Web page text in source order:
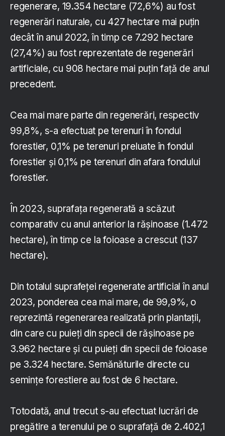
regenerare, 19.354 hectare (72,6%) au fost
regenerări naturale, cu 427 hectare mai puţin
decât în anul 2022, în timp ce 7.292 hectare
(27,4%) au fost reprezentate de regenerări
artificiale, cu 908 hectare mai puţin faţă de anul
precedent.
Cea mai mare parte din regenerări, respectiv
99,8%, s-a efectuat pe terenuri în fondul
forestier, 0,1% pe terenuri preluate în fondul
forestier şi 0,1% pe terenuri din afara fondului
forestier.
În 2023, suprafaţa regenerată a scăzut
comparativ cu anul anterior la răşinoase (1.472
hectare), în timp ce la foioase a crescut (137
hectare).
Din totalul suprafeţei regenerate artificial în anul
2023, ponderea cea mai mare, de 99,9%, o
reprezintă regenerarea realizată prin plantaţii,
din care cu puieţi din specii de răşinoase pe
3.962 hectare şi cu puieţi din specii de foioase
pe 3.324 hectare. Semănăturile directe cu
seminţe forestiere au fost de 6 hectare.
Totodată, anul trecut s-au efectuat lucrări de
pregătire a terenului pe o suprafaţă de 2.402,1